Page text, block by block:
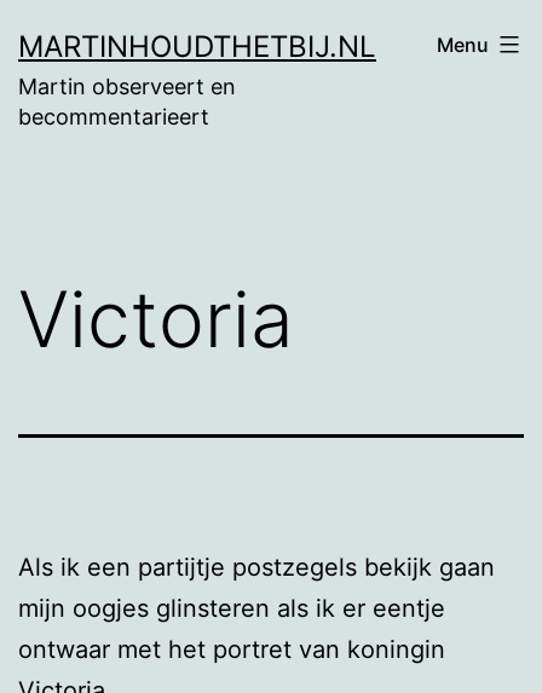
naar
de
MARTINHOUDTHETBIJ.NL
Martin observeert en
becommentarieert
Menu
Victoria
Als ik een partijtje postzegels bekijk gaan
mijn oogjes glinsteren als ik er eentje
ontwaar met het portret van koningin